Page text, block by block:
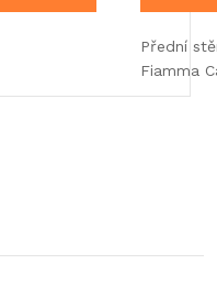
Přední
Fiamma